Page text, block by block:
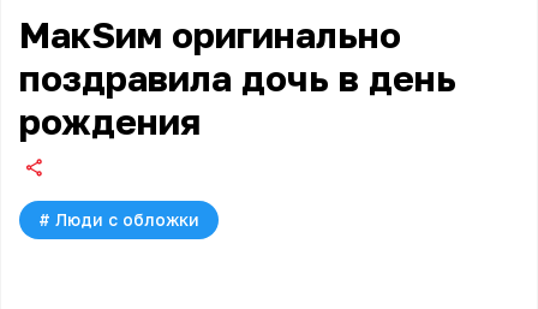
МакSим оригинально
поздравила дочь в день
рождения
# Люди с обложки